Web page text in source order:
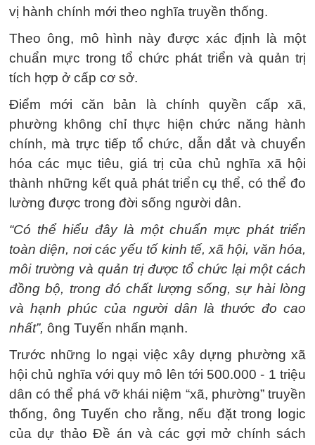
vị hành chính mới theo nghĩa truyền thống.
Theo ông, mô hình này được xác định là một
chuẩn mực trong tổ chức phát triển và quản trị
tích hợp ở cấp cơ sở.
Điểm mới căn bản là chính quyền cấp xã,
phường không chỉ thực hiện chức năng hành
chính, mà trực tiếp tổ chức, dẫn dắt và chuyển
hóa các mục tiêu, giá trị của chủ nghĩa xã hội
thành những kết quả phát triển cụ thể, có thể đo
lường được trong đời sống người dân.
“Có thể hiểu đây là một chuẩn mực phát triển
toàn diện, nơi các yếu tố kinh tế, xã hội, văn hóa,
môi trường và quản trị được tổ chức lại một cách
đồng bộ, trong đó chất lượng sống, sự hài lòng
và hạnh phúc của người dân là thước đo cao
nhất”, ông Tuyến nhấn mạnh.
Trước những lo ngại việc xây dựng phường xã
hội chủ nghĩa với quy mô lên tới 500.000 - 1 triệu
dân có thể phá vỡ khái niệm “xã, phường” truyền
thống, ông Tuyến cho rằng, nếu đặt trong logic
của dự thảo Đề án và các gợi mở chính sách